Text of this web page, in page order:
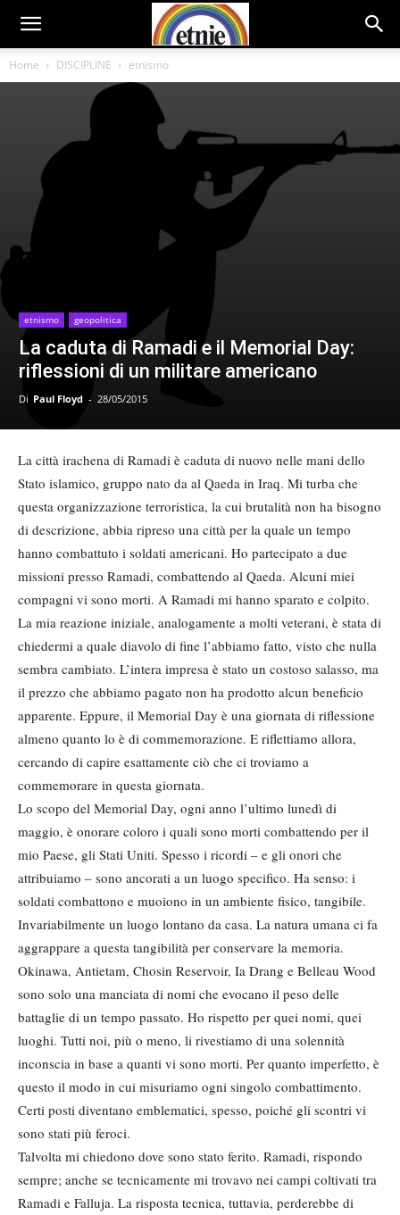
Home DISCIPLINE etnismo
etnismo geopolitica
La caduta di Ramadi e il Memorial Day:
riflessioni di un militare americano
Di Paul Floyd - 28/05/2015
La città irachena di Ramadi è caduta di nuovo nelle mani dello
Stato islamico, gruppo nato da al Qaeda in Iraq. Mi turba che
questa organizzazione terroristica, la cui brutalità non ha bisogno
di descrizione, abbia ripreso una città per la quale un tempo
hanno combattuto i soldati americani. Ho partecipato a due
missioni presso Ramadi, combattendo al Qaeda. Alcuni miei
compagni vi sono morti. A Ramadi mi hanno sparato e colpito.
La mia reazione iniziale, analogamente a molti veterani, è stata di
chiedermi a quale diavolo di fine l’abbiamo fatto, visto che nulla
sembra cambiato. L’intera impresa è stato un costoso salasso, ma
il prezzo che abbiamo pagato non ha prodotto alcun beneficio
apparente. Eppure, il Memorial Day è una giornata di riflessione
almeno quanto lo è di commemorazione. E riflettiamo allora,
cercando di capire esattamente ciò che ci troviamo a
commemorare in questa giornata.
Lo scopo del Memorial Day, ogni anno l’ultimo lunedì di
maggio, è onorare coloro i quali sono morti combattendo per il
mio Paese, gli Stati Uniti. Spesso i ricordi – e gli onori che
attribuiamo – sono ancorati a un luogo specifico. Ha senso: i
soldati combattono e muoiono in un ambiente fisico, tangibile.
Invariabilmente un luogo lontano da casa. La natura umana ci fa
aggrappare a questa tangibilità per conservare la memoria.
Okinawa, Antietam, Chosin Reservoir, Ia Drang e Belleau Wood
sono solo una manciata di nomi che evocano il peso delle
battaglie di un tempo passato. Ho rispetto per quei nomi, quei
luoghi. Tutti noi, più o meno, li rivestiamo di una solennità
inconscia in base a quanti vi sono morti. Per quanto imperfetto, è
questo il modo in cui misuriamo ogni singolo combattimento.
Certi posti diventano emblematici, spesso, poiché gli scontri vi
sono stati più feroci.
Talvolta mi chiedono dove sono stato ferito. Ramadi, rispondo
sempre; anche se tecnicamente mi trovavo nei campi coltivati tra
Ramadi e Falluja. La risposta tecnica, tuttavia, perderebbe di